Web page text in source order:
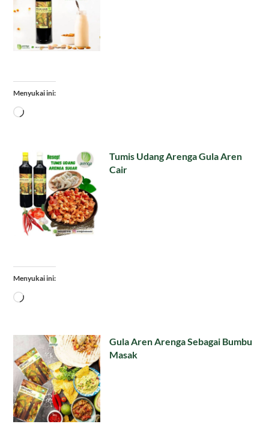
Menyukai ini:
Memuat...
Tumis Udang Arenga Gula Aren
Cair
Menyukai ini:
Memuat...
Gula Aren Arenga Sebagai Bumbu
Masak